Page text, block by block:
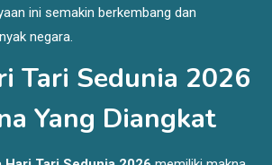
ini semakin berkembang dan
negara.
Tari Sedunia 2026
Yang Diangkat